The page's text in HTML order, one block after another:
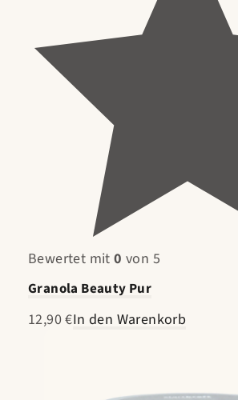
Bewertet mit0 von 5
Granola Beauty Pur
12,90 €In den Warenkorb